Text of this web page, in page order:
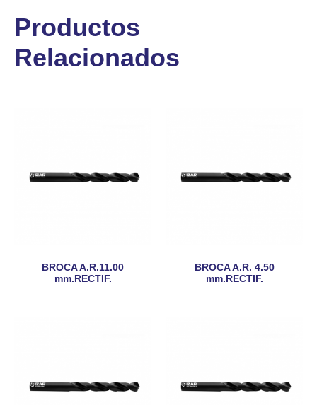
Productos
Relacionados
BROCA A.R.11.00
mm.RECTIF.
BROCA A.R. 4.50
mm.RECTIF.